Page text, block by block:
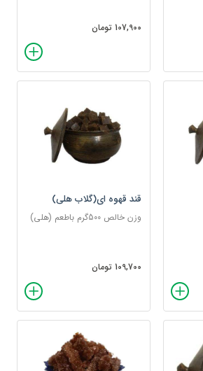
107,900 تومان
قند قهوه ای(گلاب هلی)
وزن خالص 500گرم باطعم (هلی)
109,700 تومان